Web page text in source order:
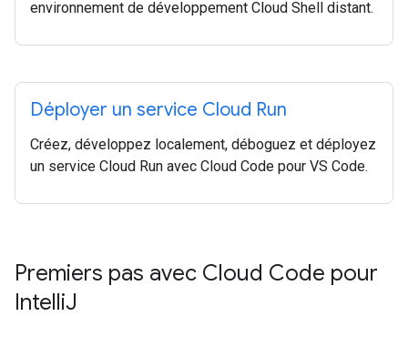
environnement de développement Cloud Shell distant.
Déployer un service Cloud Run
Créez, développez localement, déboguez et déployez
un service Cloud Run avec Cloud Code pour VS Code.
Premiers pas avec Cloud Code pour
IntelliJ